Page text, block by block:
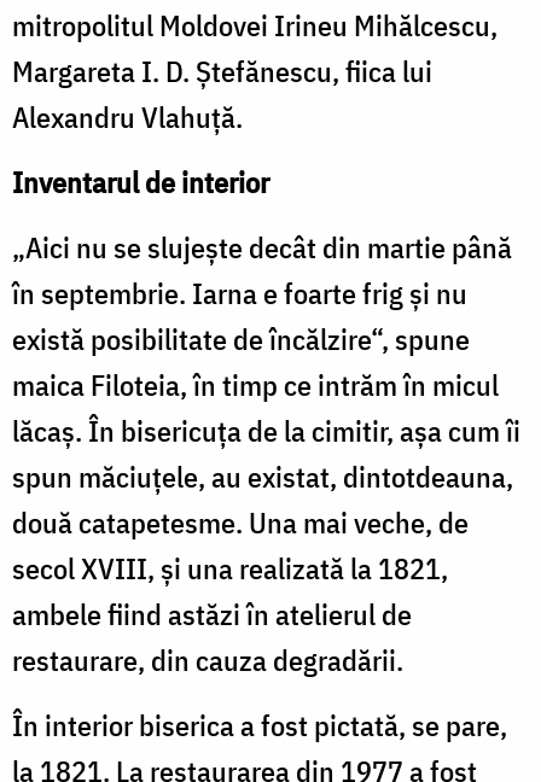
mitropolitul Moldovei Irineu Mihălcescu,
Margareta I. D. Ştefănescu, fiica lui
Alexandru Vlahuţă.
Inventarul de interior
„Aici nu se slujeşte decât din martie până
în septembrie. Iarna e foarte frig şi nu
există posibilitate de încălzire“, spune
maica Filoteia, în timp ce intrăm în micul
lăcaş. În bisericuţa de la cimitir, aşa cum îi
spun măciuţele, au existat, dintotdeauna,
două catapetesme. Una mai veche, de
secol XVIII, şi una realizată la 1821,
ambele fiind astăzi în atelierul de
restaurare, din cauza degradării.
În interior biserica a fost pictată, se pare,
la 1821. La restaurarea din 1977 a fost